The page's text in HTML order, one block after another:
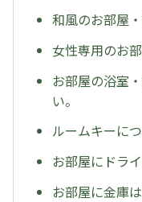
和風のお部屋
女性専用のお
お部屋の浴室
い。
ルームキーに
お部屋にドラ
お部屋に金庫